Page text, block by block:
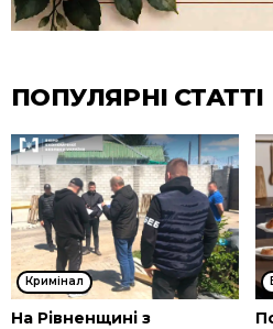
ПОПУЛЯРНІ СТАТТІ
Кримінал
На Рівненщині з